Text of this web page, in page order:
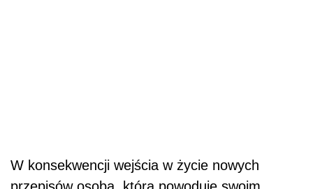
W konsekwencji wejścia w życie nowych